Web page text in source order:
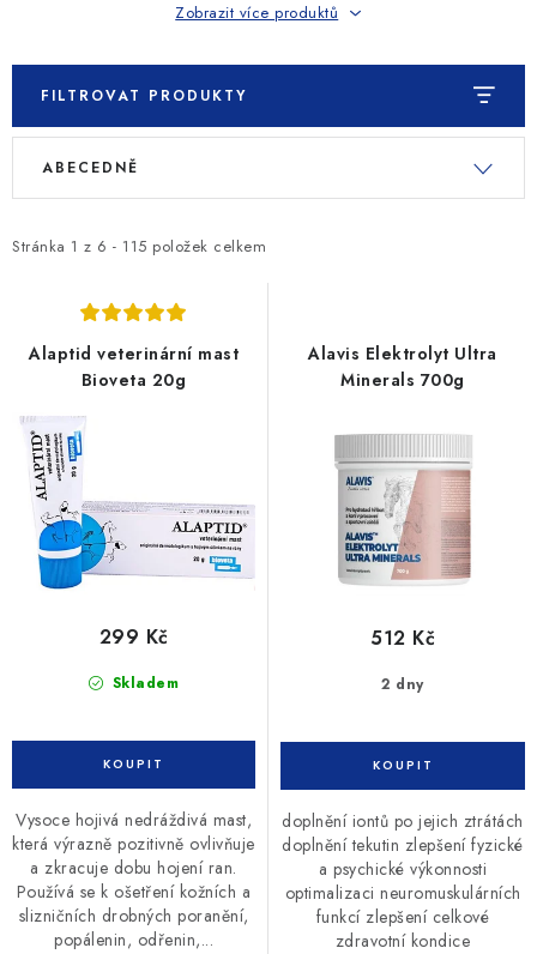
Zobrazit více produktů
FILTROVAT PRODUKTY
V
i
d
Stránka 1 z 6 - 115 položek celkem
Ř
e
p
o
ABECEDNĚ
Alaptid veterinární mast
Bioveta 20g
Skladem
299 Kč
Vysoce hojivá nedráždivá mast,
která výrazně pozitivně ovlivňuje
a zkracuje dobu hojení ran.
Používá se k ošetření kožních a
slizničních drobných poranění,
popálenin, odřenin,...
Alavis Elektrolyt Ultra
Minerals 700g
2 dny
512 Kč
doplnění iontů po jejich ztrátách
doplnění tekutin zlepšení fyzické
a psychické výkonnosti
optimalizaci neuromuskulárních
funkcí zlepšení celkové
zdravotní kondice